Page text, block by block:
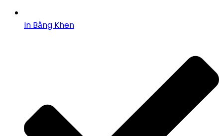
In Bằng Khen